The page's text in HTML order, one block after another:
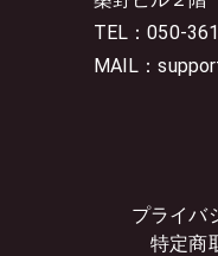
TEL：050-
MAIL：
プライバ
特定商